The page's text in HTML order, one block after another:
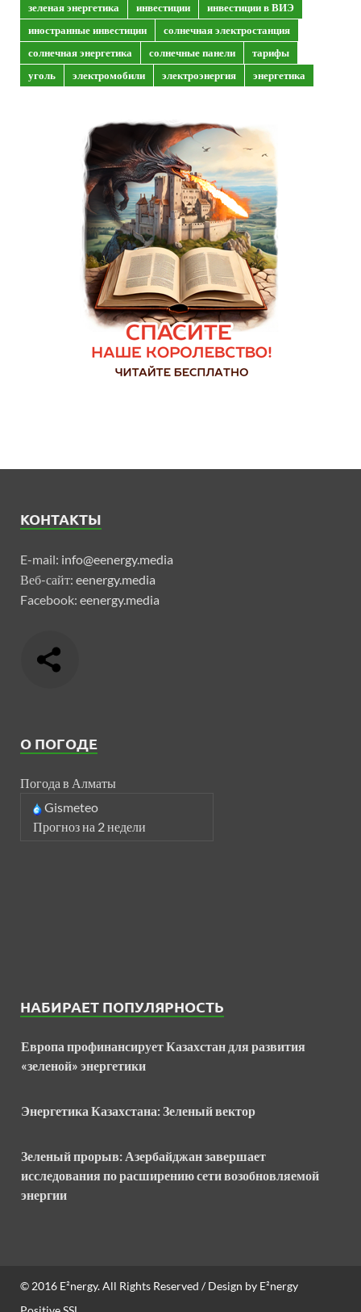
зеленая энергетика
инвестиции
инвестиции в ВИЭ
иностранные инвестиции
солнечная электростанция
солнечная энергетика
солнечные панели
тарифы
уголь
электромобили электроэнергия энергетика
КОНТАКТЫ
E-mail: info@eenergy.media
Веб-сайт: eenergy.media
Facebook: eenergy.media
О ПОГОДЕ
Погода в Алматы
Gismeteo
Прогноз на 2 недели
НАБИРАЕТ ПОПУЛЯРНОСТЬ
Европа профинансирует Казахстан для развития
«зеленой» энергетики
Энергетика Казахстана: Зеленый вектор
Зеленый прорыв: Азербайджан завершает
исследования по расширению сети возобновляемой
энергии
© 2016 E²nergy. All Rights Reserved / Design by E²nergy